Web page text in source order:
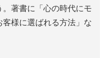
著書に「心の時代にモ
様に選ばれる方法」な